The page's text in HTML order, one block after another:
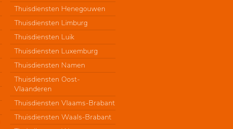
Thuisdiensten Henegouwen
Thuisdiensten Limburg
Thuisdiensten Luik
Thuisdiensten Luxemburg
Thuisdiensten Namen
Thuisdiensten Oost-
Vlaanderen
Thuisdiensten Vlaams-Brabant
Thuisdiensten Waals-Brabant